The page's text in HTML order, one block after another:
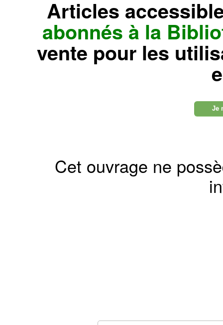
Articles
abonnés à la
vente pour les
Je
Cet ouvrage ne